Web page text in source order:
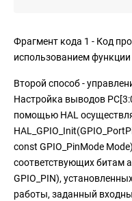
Фрагмент кода 1 - Код
использованием функции
Второй способ -
Настройка выводов
помощью HAL
const GPIO_PinMode
соответствующих битам
GPIO_PIN),
работы, заданный